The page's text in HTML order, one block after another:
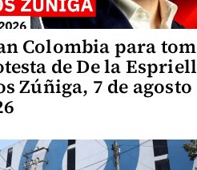
Colombia para
de De la
Zúñiga, 7 de agosto